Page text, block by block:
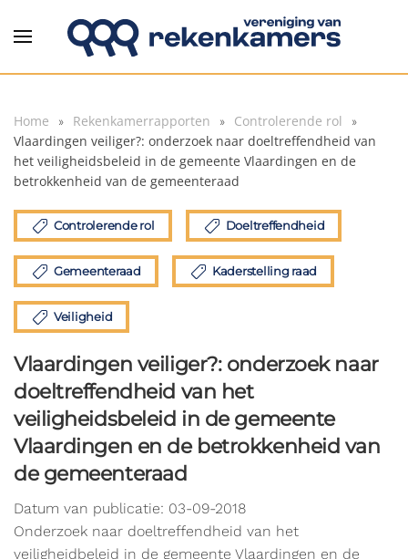
Overslaan en naar de inhoud gaan
Home Rekenkamerrapporten
Controlerende rol
Vlaardingen veiliger?: onderzoek naar doeltreffendheid van
het veiligheidsbeleid in de gemeente Vlaardingen en de
betrokkenheid van de gemeenteraad
Controlerende rol Doeltreffendheid
Gemeenteraad Kaderstelling raad
Veiligheid
Vlaardingen veiliger?: onderzoek naar
doeltreffendheid van het
veiligheidsbeleid in de gemeente
Vlaardingen en de betrokkenheid van
de gemeenteraad
Datum van publicatie: 03-09-2018
Onderzoek naar doeltreffendheid van het
veiligheidbeleid in de gemeente Vlaardingen en de